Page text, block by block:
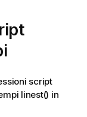
script
linest() in